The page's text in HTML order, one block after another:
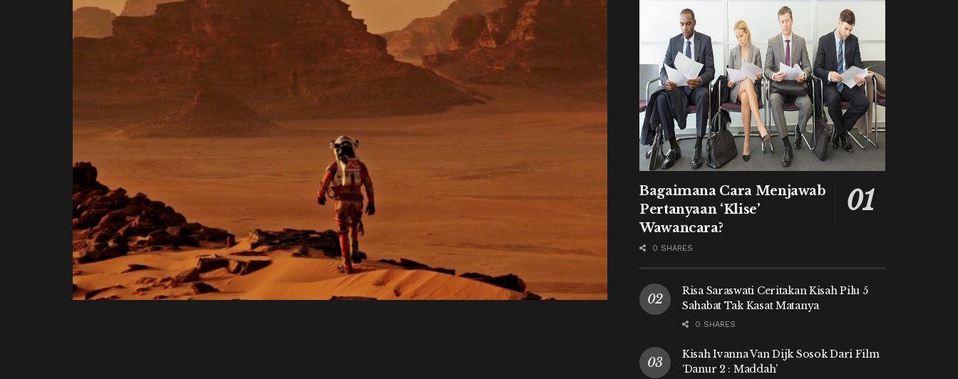
Bagaimana Cara Menjawab
Pertanyaan ‘Klise’
Wawancara?
0 SHARES
Risa Saraswati Ceritakan Kisah Pilu 5
Sahabat Tak Kasat Matanya
0 SHARES
Kisah Ivanna Van Dijk Sosok Dari Film
‘Danur 2 : Maddah’